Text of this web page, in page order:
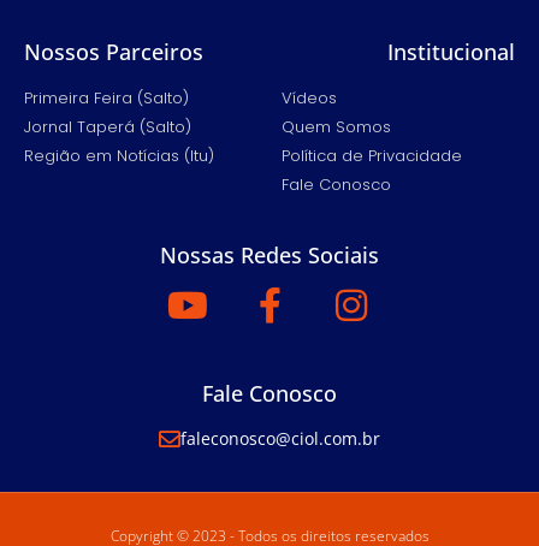
Nossos Parceiros
Primeira Feira (Salto)
Jornal Taperá (Salto)
Região em Notícias (Itu)
Institucional
Vídeos
Quem Somos
Política de Privacidade
Fale Conosco
Nossas Redes Sociais
Fale Conosco
faleconosco@ciol.com.br
Copyright © 2023 - Todos os direitos reservados